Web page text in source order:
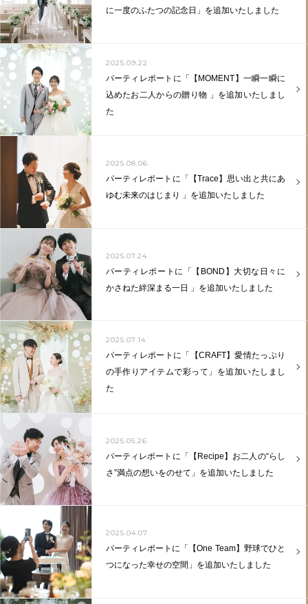
に一度のふたつの記念日」を追加いたしました
2025.09.22
パーティレポートに「【MOMENT】一瞬一瞬に
込めたお二人からの贈り物 」を追加いたしまし
た
2025.08.06
パーティレポートに「【Trace】思い出と共にあ
ゆむ未来のはじまり 」を追加いたしました
2025.07.24
パーティレポートに「【BOND】大切な日々に
かさねた絆深まる一日 」を追加いたしました
2025.07.14
パーティレポートに「【CRAFT】愛情たっぷり
の手作りアイテムで彩って」を追加いたしまし
た
2025.05.26
パーティレポートに「【Recipe】お二人の“らし
さ”満点の想いをのせて」を追加いたしました
2025.04.07
パーティレポートに「【One Team】野球でひと
つになった幸せの空間」を追加いたしました